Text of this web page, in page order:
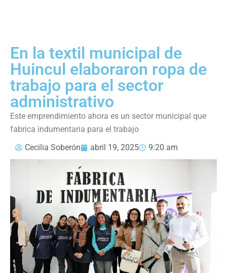
En la textil municipal de
Huincul elaboraron ropa de
trabajo para el sector
administrativo
Este emprendimiento ahora es un sector municipal que
fabrica indumentaria para el trabajo
Cecilia Soberón
abril 19, 2025 9:20 am